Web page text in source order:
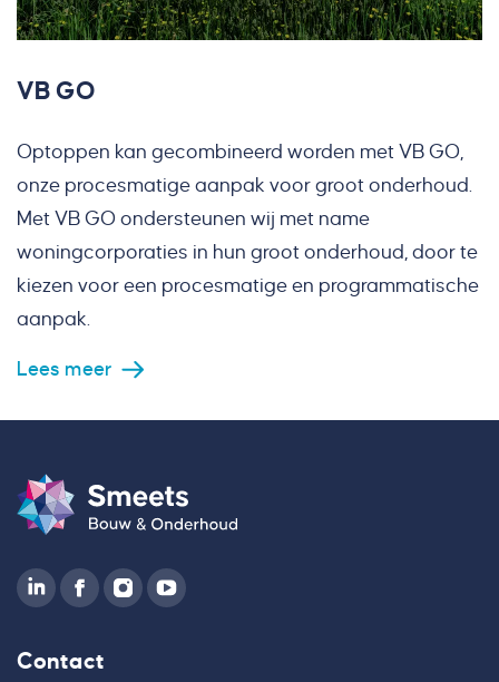
VB GO
Optoppen kan gecombineerd worden met VB GO,
onze procesmatige aanpak voor groot onderhoud.
Met VB GO ondersteunen wij met name
woningcorporaties in hun groot onderhoud, door te
kiezen voor een procesmatige en programmatische
aanpak.
Lees meer
Contact